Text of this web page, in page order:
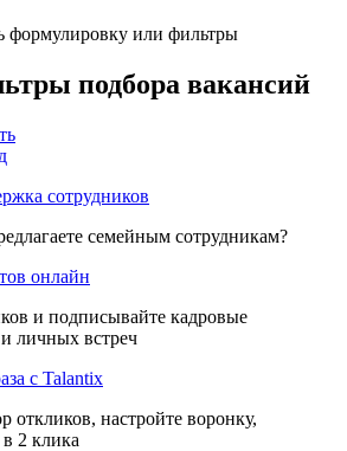
формулировку или фильтры
подбора вакансий
сотрудников
семейным сотрудникам?
онлайн
и подписывайте кадровые
личных встреч
с Talantix
откликов, настройте воронку,
2 клика